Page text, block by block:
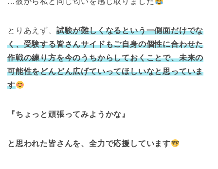
とりあえず、 試験が難しくなるという一側面だけでな
く、受験する皆さんサイドもご自身の個性に合わせた
作戦の練り方を今のうちからしておくことで、未来の
可能性をどんどん広げていってほしいなと思っていま
す
『ちょっと頑張ってみようかな』
と思われた皆さんを、全力で応援しています